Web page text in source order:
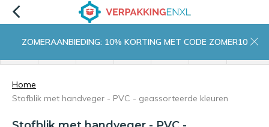
ZOMERAANBIEDING: 10% KORTING MET CODE ZOMER10
Home
Stofblik met handveger - PVC - geassorteerde kleuren